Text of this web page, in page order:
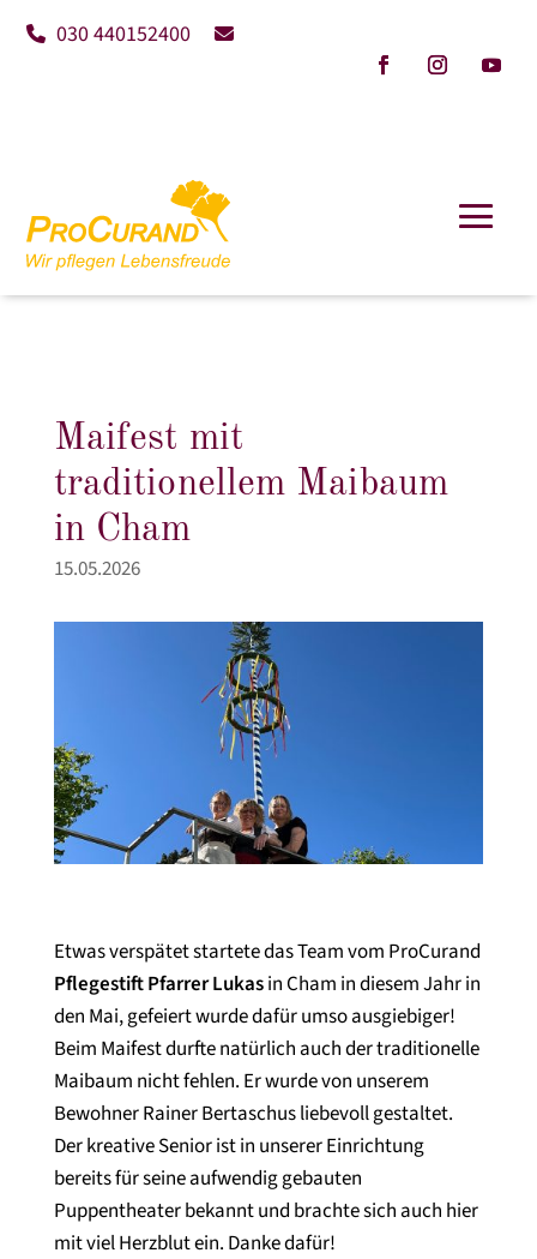
030 440152400
Maifest mit
traditionellem Maibaum
in Cham
15.05.2026
Etwas verspätet startete das Team vom ProCurand
Pflegestift Pfarrer Lukasin Cham in diesem Jahr in
den Mai, gefeiert wurde dafür umso ausgiebiger!
Beim Maifest durfte natürlich auch der traditionelle
Maibaum nicht fehlen. Er wurde von unserem
Bewohner Rainer Bertaschus liebevoll gestaltet.
Der kreative Senior ist in unserer Einrichtung
bereits für seine aufwendig gebauten
Puppentheater bekannt und brachte sich auch hier
mit viel Herzblut ein. Danke dafür!